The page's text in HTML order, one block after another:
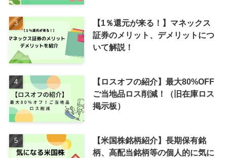
【1％還元が来る！】マネックス
証券のメリット、デメリットにつ
いて解説！
【ロスオフの紹介】最大80%OFF
ご当地品ロス削減！（旧在庫ロス
掲示板）
【米国株銘柄紹介】長期保有銘
柄、高配当銘柄等の個人的に気に